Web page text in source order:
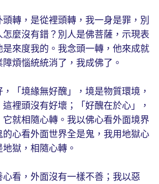
轉，是從裡頭轉，我一身是罪，別
怎麼沒有錯？別人是佛菩薩，示現表
來度我的。我念頭一轉，他來成就
煩惱統統消了，我成佛了。
「境緣無好醜」，境是物質環境，
裡頭沒有好壞；「好醜在於心」，
它就相隨心轉。我以佛心看外面境界
心看外面世界全是鬼，我用地獄心
獄，相隨心轉。
心看，外面沒有一樣不善；我以惡